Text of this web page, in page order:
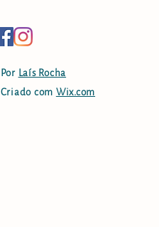
Por Laís Rocha
Criado com Wix.com